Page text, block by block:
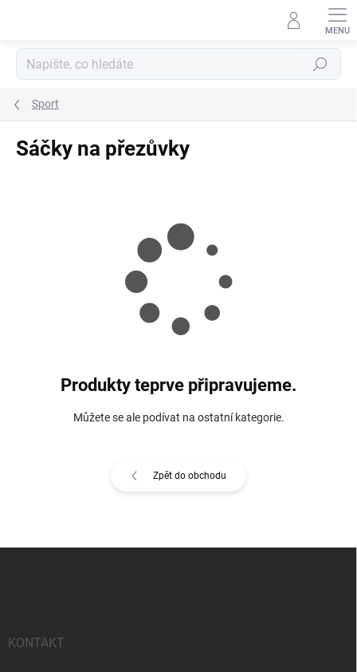
Hledat
Sport
Sáčky na přezůvky
Produkty teprve připravujeme.
Můžete se ale podívat na ostatní kategorie.
Zpět do obchodu
KONTAKT